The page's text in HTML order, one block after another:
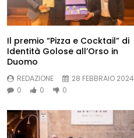
Il premio “Pizza e Cocktail” di
Identità Golose all’Orso in
Duomo
REDAZIONE
28 FEBBRAIO 2024
0
0 0